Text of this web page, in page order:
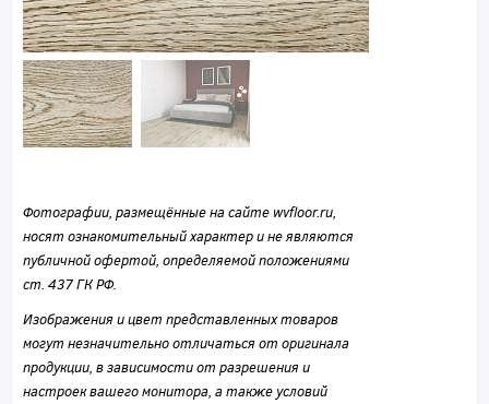
Фотографии, размещённые на сайте wvfloor.ru,
носят ознакомительный характер и не являются
публичной офертой, определяемой положениями
ст. 437 ГК РФ.
Изображения и цвет представленных товаров
могут незначительно отличаться от оригинала
продукции, в зависимости от разрешения и
настроек вашего монитора, а также условий